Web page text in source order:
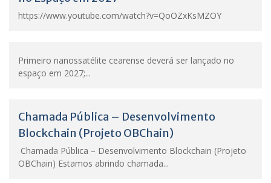
https://www.youtube.com/watch?v=QoOZxKsMZOY
Primeiro nanossatélite cearense deverá ser lançado no
espaço em 2027;...
Chamada Pública – Desenvolvimento
Blockchain (Projeto OBChain)
Chamada Pública – Desenvolvimento Blockchain (Projeto
OBChain) Estamos abrindo chamada...